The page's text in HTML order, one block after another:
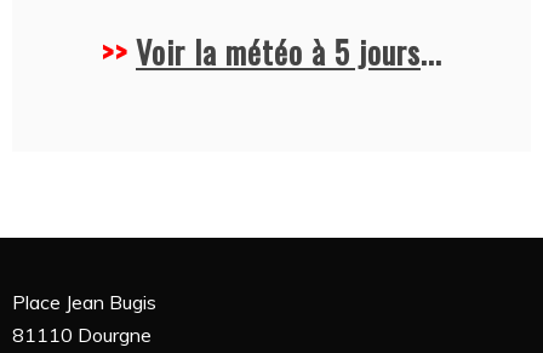
>>Voir la météo à 5 jours...
Place Jean Bugis
81110 Dourgne